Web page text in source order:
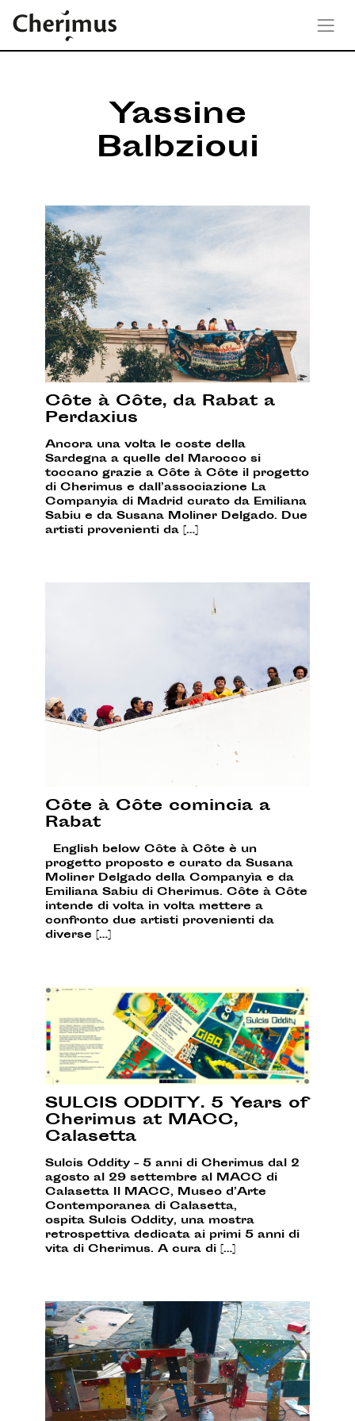
Yassine
Balbzioui
Côte à Côte, da Rabat a
Perdaxius
Ancora una volta le coste della
Sardegna a quelle del Marocco si
toccano grazie a Côte à Côte il progetto
di Cherimus e dall’associazione La
Companyia di Madrid curato da Emiliana
Sabiu e da Susana Moliner Delgado. Due
artisti provenienti da […]
Côte à Côte comincia a
Rabat
English below Côte à Côte è un
progetto proposto e curato da Susana
Moliner Delgado della Companyìa e da
Emiliana Sabiu di Cherimus. Côte à Côte
intende di volta in volta mettere a
confronto due artisti provenienti da
diverse […]
SULCIS ODDITY. 5 Years of
Cherimus at MACC,
Calasetta
Sulcis Oddity – 5 anni di Cherimus dal 2
agosto al 29 settembre al MACC di
Calasetta Il MACC, Museo d’Arte
Contemporanea di Calasetta,
ospita Sulcis Oddity, una mostra
retrospettiva dedicata ai primi 5 anni di
vita di Cherimus. A cura di […]